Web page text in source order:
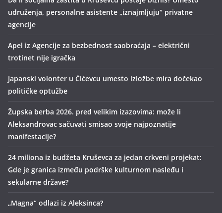
udruženja, personalne asistente „iznajmljuju“ privatne
agencije
Apel iz Agencije za bezbednost saobraćaja – električni
trotinet nije igračka
Japanski volonter u Ćićevcu umesto izložbe mira dočekao
političke optužbe
Župska berba 2026. pred velikim izazovima: može li
Aleksandrovac sačuvati smisao svoje najpoznatije
manifestacije?
24 miliona iz budžeta Kruševca za jedan crkveni projekat:
Gde je granica između podrške kulturnom nasleđu i
sekularne države?
„Magna“ odlazi iz Aleksinca?